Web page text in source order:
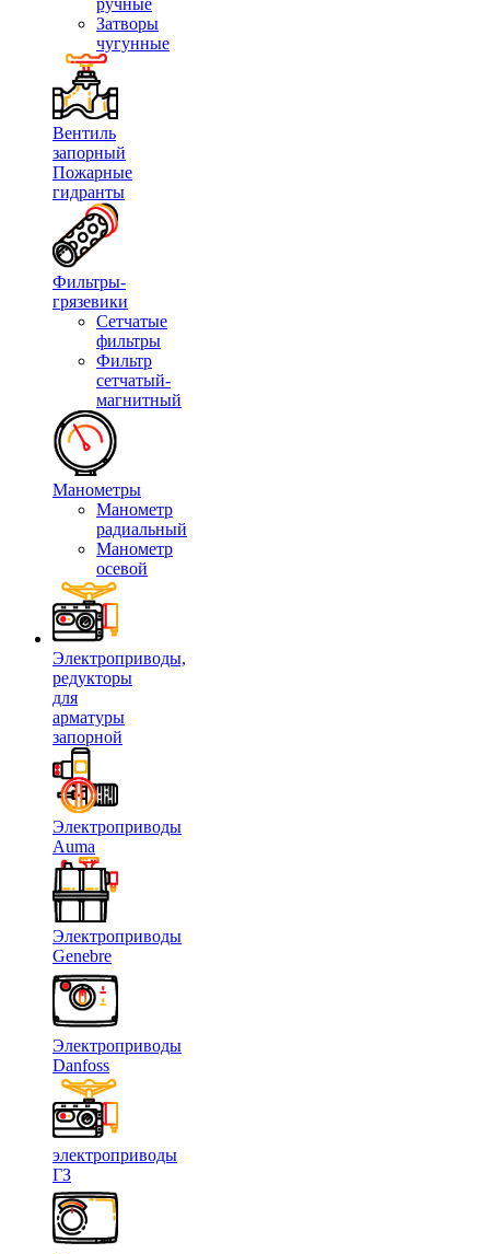
ручные
Затворы
чугунные
Вентиль
запорный
Пожарные
гидранты
Фильтры-
грязевики
Сетчатые
фильтры
Фильтр
сетчатый-
магнитный
Манометры
Манометр
радиальный
Манометр
осевой
Электроприводы,
редукторы
для
арматуры
запорной
Электроприводы
Auma
Электроприводы
Genebre
Электроприводы
Danfoss
электроприводы
ГЗ